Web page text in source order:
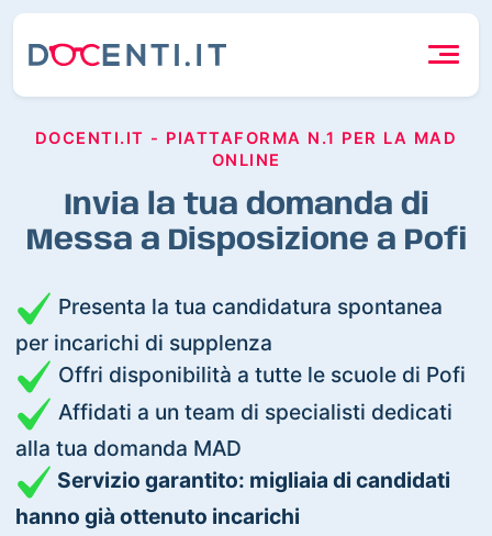
DOCENTI.IT - PIATTAFORMA N.1 PER LA MAD
ONLINE
Invia la tua domanda di
Messa a Disposizione a Pofi
Presenta la tua candidatura spontanea
per incarichi di supplenza
Offri disponibilità a tutte le scuole di Pofi
Affidati a un team di specialisti dedicati
alla tua domanda MAD
Servizio garantito: migliaia di candidati
hanno già ottenuto incarichi